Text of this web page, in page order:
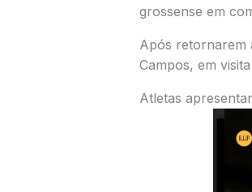
grossense em
Após retornarem
Campos, em
Atletas